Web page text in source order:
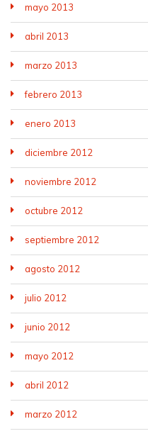
mayo 2013
abril 2013
marzo 2013
febrero 2013
enero 2013
diciembre 2012
noviembre 2012
octubre 2012
septiembre 2012
agosto 2012
julio 2012
junio 2012
mayo 2012
abril 2012
marzo 2012